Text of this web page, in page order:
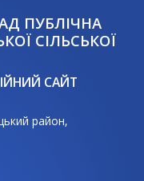
ПУБЛІЧНА
СІЛЬСЬКОЇ
САЙТ
район,